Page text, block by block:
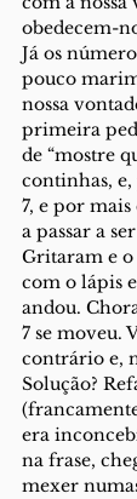
obedecem-
Já os
pouco
nossa
primeira
de “mostre
continhas,
7, e por
a passar a
Gritaram e o
com o lápis
andou.
7 se moveu.
contrário e,
Solução?
era
na frase,
mexer